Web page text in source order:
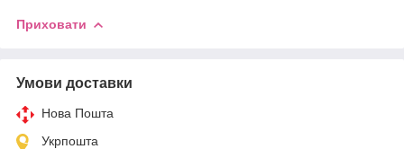
Приховати
Умови доставки
Нова Пошта
Укрпошта